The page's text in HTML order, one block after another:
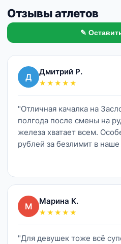
Отзывы атлетов
✎
Д Дмитрий Р.
★★★★★
"Отличная качалка на
полгода после смены на
железа хватает всем.
рублей за безлимит в
М Марина К.
★★★★★
"Для девушек тоже всё